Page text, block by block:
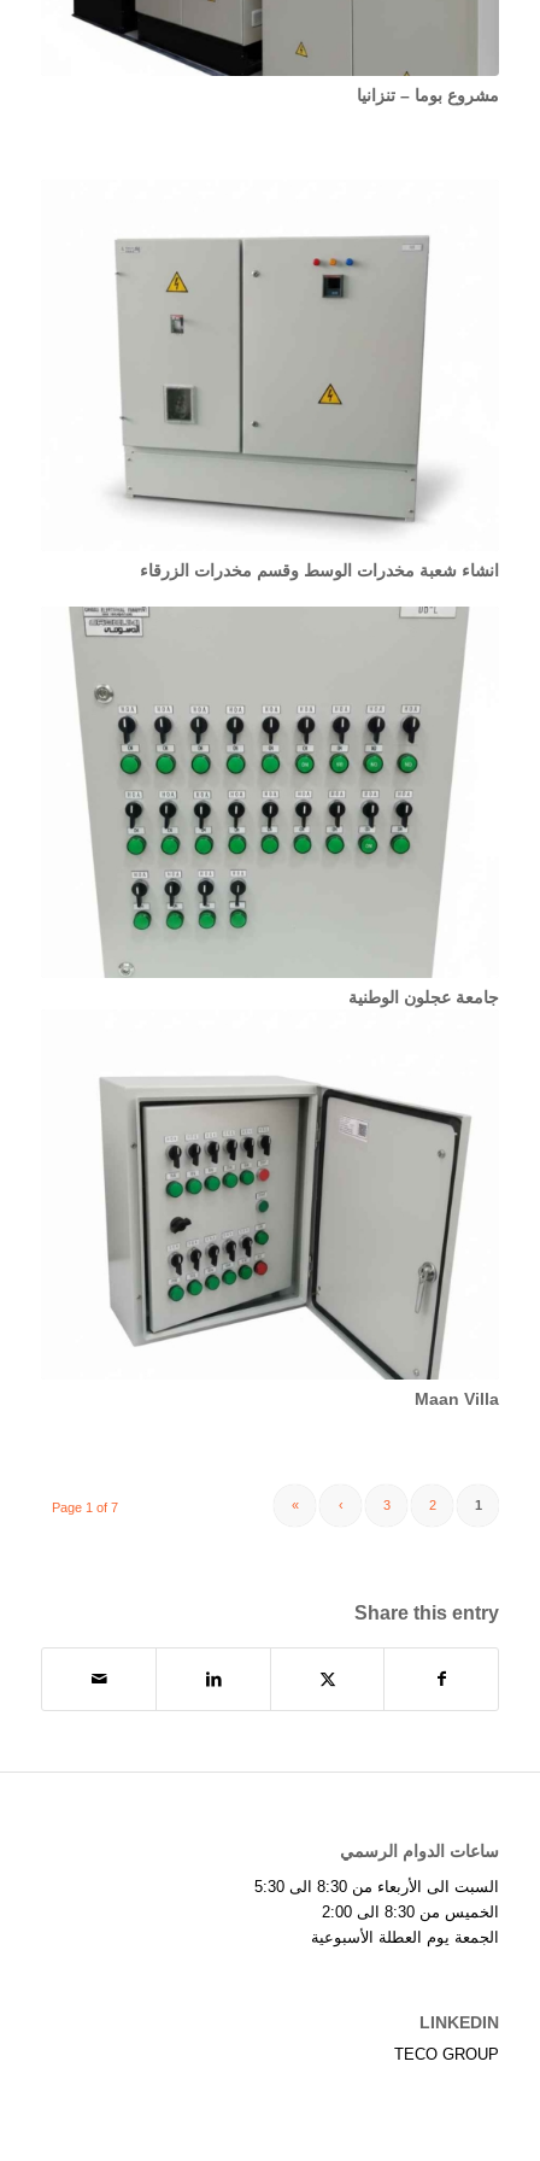
مشروع بوما – تنزانيا
انشاء شعبة مخدرات الوسط وقسم مخدرات الزرقاء
جامعة عجلون الوطنية
Maan Villa
Page 1 of 7 1
2
3
›
»
Share this entry
ساعات الدوام الرسمي
السبت الى الأربعاء من 8:30 الى 5:30
الخميس من 8:30 الى 2:00
الجمعة يوم العطلة الأسبوعية
LINKEDIN
TECO GROUP